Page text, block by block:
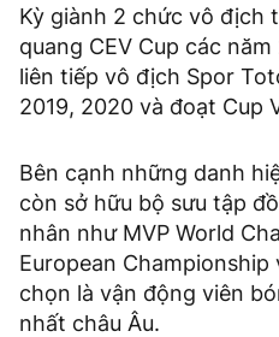
Kỳ giành 2 chức vô địch
quang CEV Cup các
liên tiếp vô địch Spor
2019, 2020 và đoạt Cup
Bên cạnh những danh
còn sở hữu bộ sưu tập
nhân như MVP World
European Championship
chọn là vận động viên
nhất châu Âu.